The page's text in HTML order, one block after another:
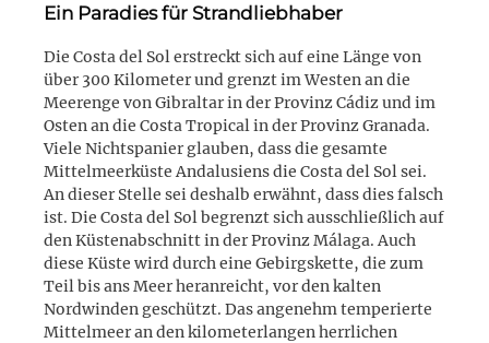
Ein Paradies für Strandliebhaber
Die Costa del Sol erstreckt sich auf eine Länge von
über 300 Kilometer und grenzt im Westen an die
Meerenge von Gibraltar in der Provinz Cádiz und im
Osten an die Costa Tropical in der Provinz Granada.
Viele Nichtspanier glauben, dass die gesamte
Mittelmeerküste Andalusiens die Costa del Sol sei.
An dieser Stelle sei deshalb erwähnt, dass dies falsch
ist. Die Costa del Sol begrenzt sich ausschließlich auf
den Küstenabschnitt in der Provinz Málaga. Auch
diese Küste wird durch eine Gebirgskette, die zum
Teil bis ans Meer heranreicht, vor den kalten
Nordwinden geschützt. Das angenehm temperierte
Mittelmeer an den kilometerlangen herrlichen